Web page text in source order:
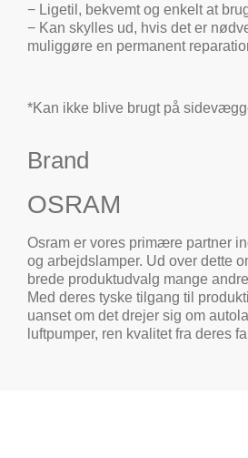
− Ligetil, bekvemt og enkelt at
− Kan skylles ud, hvis det er
muliggøre en permanent
*Kan ikke blive brugt på
Brand
OSRAM
Osram er vores primære partner
og arbejdslamper. Ud over dette
brede produktudvalg mange
Med deres tyske tilgang til
uanset om det drejer sig om
luftpumper, ren kvalitet fra deres